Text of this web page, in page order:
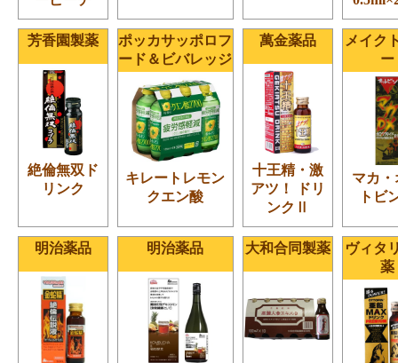
芳香園製薬
絶倫無双ド
リンク
ポッカサッポロフ
ード＆ビバレッジ
キレートレモン
クエン酸
萬金薬品
十王精・激
アツ！ ドリ
ンクⅡ
メイク
ー
マカ・
トビ
明治薬品 明治薬品 大和合同製薬
ヴィタ
薬